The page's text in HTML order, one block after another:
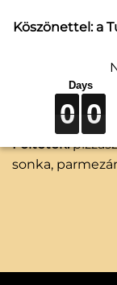
34. Pizza
2 690Ft
Feltétek:
sonka,
Köszönettel: a
0
0
0
0 0
0
0
0